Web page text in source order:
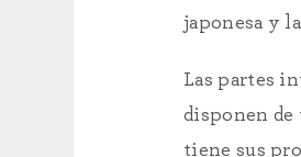
japonesa y
Las partes
disponen de
tiene sus